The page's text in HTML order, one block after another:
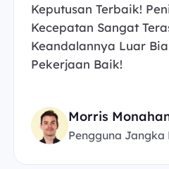
Keputusan Terbaik!
Kecepatan Sangat
Keandalannya Luar
Pekerjaan Baik!
Morris
Pengguna Jangka